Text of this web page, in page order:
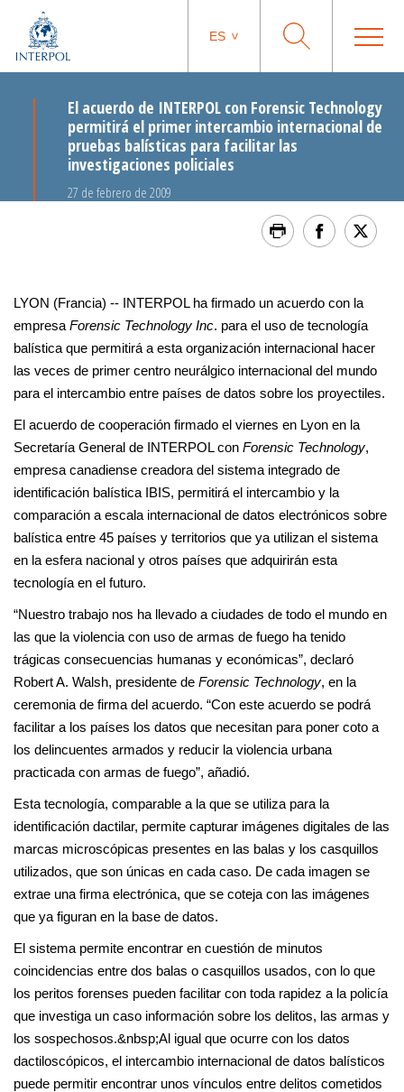
ES
El acuerdo de INTERPOL con Forensic Technology
permitirá el primer intercambio internacional de
pruebas balísticas para facilitar las
investigaciones policiales
27 de febrero de 2009
LYON (Francia) -- INTERPOL ha firmado un acuerdo con la
empresa Forensic Technology Inc. para el uso de tecnología
balística que permitirá a esta organización internacional hacer
las veces de primer centro neurálgico internacional del mundo
para el intercambio entre países de datos sobre los proyectiles.
El acuerdo de cooperación firmado el viernes en Lyon en la
Secretaría General de INTERPOL con Forensic Technology,
empresa canadiense creadora del sistema integrado de
identificación balística IBIS, permitirá el intercambio y la
comparación a escala internacional de datos electrónicos sobre
balística entre 45 países y territorios que ya utilizan el sistema
en la esfera nacional y otros países que adquirirán esta
tecnología en el futuro.
“Nuestro trabajo nos ha llevado a ciudades de todo el mundo en
las que la violencia con uso de armas de fuego ha tenido
trágicas consecuencias humanas y económicas”, declaró
Robert A. Walsh, presidente de Forensic Technology, en la
ceremonia de firma del acuerdo. “Con este acuerdo se podrá
facilitar a los países los datos que necesitan para poner coto a
los delincuentes armados y reducir la violencia urbana
practicada con armas de fuego”, añadió.
Esta tecnología, comparable a la que se utiliza para la
identificación dactilar, permite capturar imágenes digitales de las
marcas microscópicas presentes en las balas y los casquillos
utilizados, que son únicas en cada caso. De cada imagen se
extrae una firma electrónica, que se coteja con las imágenes
que ya figuran en la base de datos.
El sistema permite encontrar en cuestión de minutos
coincidencias entre dos balas o casquillos usados, con lo que
los peritos forenses pueden facilitar con toda rapidez a la policía
que investiga un caso información sobre los delitos, las armas y
los sospechosos.&nbsp;Al igual que ocurre con los datos
dactiloscópicos, el intercambio internacional de datos balísticos
puede permitir encontrar unos vínculos entre delitos cometidos